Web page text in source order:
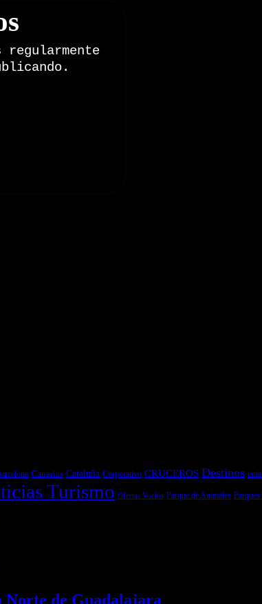
Canarias Cataluña Corporativo CRUCEROS Destinos
Turismo Ofertas Vuelos Parque de Animales
Norte de Guadalajara